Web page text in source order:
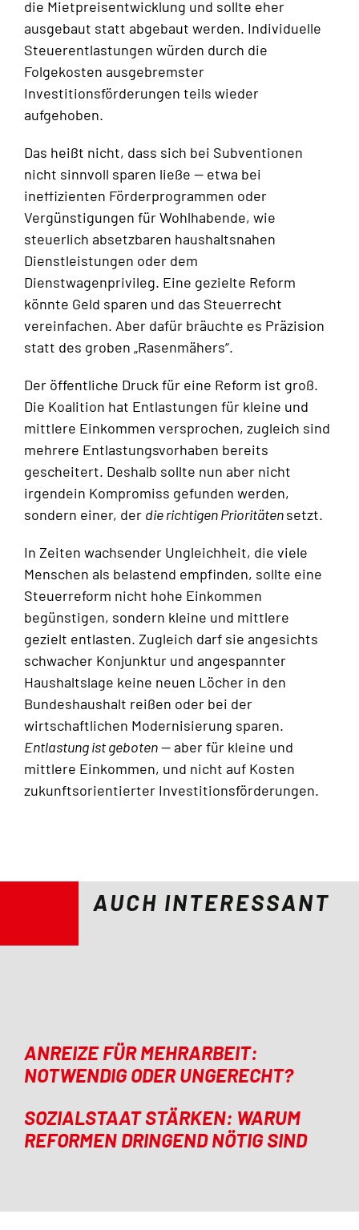
die Mietpreisentwicklung und sollte eher
ausgebaut statt abgebaut werden. Individuelle
Steuerentlastungen würden durch die
Folgekosten ausgebremster
Investitionsförderungen teils wieder
aufgehoben.
Das heißt nicht, dass sich bei Subventionen
nicht sinnvoll sparen ließe — etwa bei
ineffizienten Förderprogrammen oder
Vergünstigungen für Wohlhabende, wie
steuerlich absetzbaren haushaltsnahen
Dienstleistungen oder dem
Dienstwagenprivileg. Eine gezielte Reform
könnte Geld sparen und das Steuerrecht
vereinfachen. Aber dafür bräuchte es Präzision
statt des groben „Rasenmähers“.
Der öffentliche Druck für eine Reform ist groß.
Die Koalition hat Entlastungen für kleine und
mittlere Einkommen versprochen, zugleich sind
mehrere Entlastungsvorhaben bereits
gescheitert. Deshalb sollte nun aber nicht
irgendein Kompromiss gefunden werden,
sondern einer, der die richtigen Prioritätensetzt.
In Zeiten wachsender Ungleichheit, die viele
Menschen als belastend empfinden, sollte eine
Steuerreform nicht hohe Einkommen
begünstigen, sondern kleine und mittlere
gezielt entlasten. Zugleich darf sie angesichts
schwacher Konjunktur und angespannter
Haushaltslage keine neuen Löcher in den
Bundeshaushalt reißen oder bei der
wirtschaftlichen Modernisierung sparen.
Entlastung ist geboten— aber für kleine und
mittlere Einkommen, und nicht auf Kosten
zukunftsorientierter Investitionsförderungen.
AUCH INTERESSANT
ANREIZE FÜR MEHRARBEIT:
NOTWENDIG ODER UNGERECHT?
SOZIALSTAAT STÄRKEN: WARUM
REFORMEN DRINGEND NÖTIG SIND